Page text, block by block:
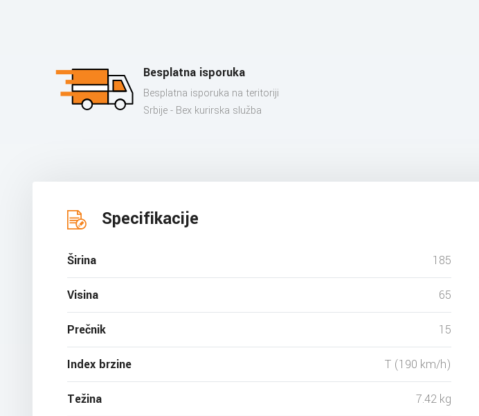
Besplatna isporuka
Besplatna isporuka na teritoriji
Srbije - Bex kurirska služba
Specifikacije
Širina 185
Visina 65
Prečnik 15
Index brzine T (190 km/h)
Težina 7.42 kg